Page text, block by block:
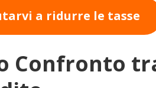
a ridurre le tasse
Confronto